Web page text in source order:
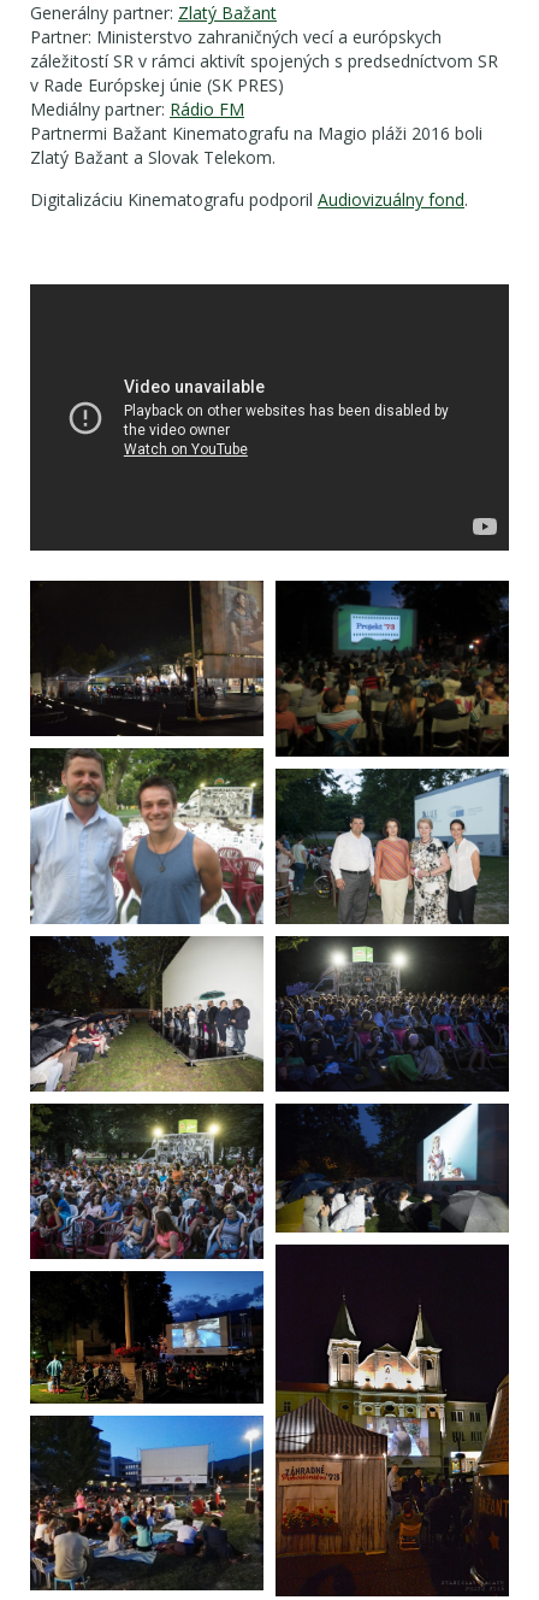
Generálny partner: Zlatý Bažant
Partner: Ministerstvo zahraničných vecí a európskych
záležitostí SR v rámci aktivít spojených s predsedníctvom SR
v Rade Európskej únie (SK PRES)
Mediálny partner: Rádio FM
Partnermi Bažant Kinematografu na Magio pláži 2016 boli
Zlatý Bažant a Slovak Telekom.
Digitalizáciu Kinematografu podporil Audiovizuálny fond.